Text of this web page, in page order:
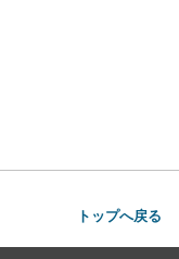
トップへ戻る